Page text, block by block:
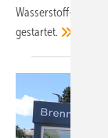
Wasserstoff-
gestartet.